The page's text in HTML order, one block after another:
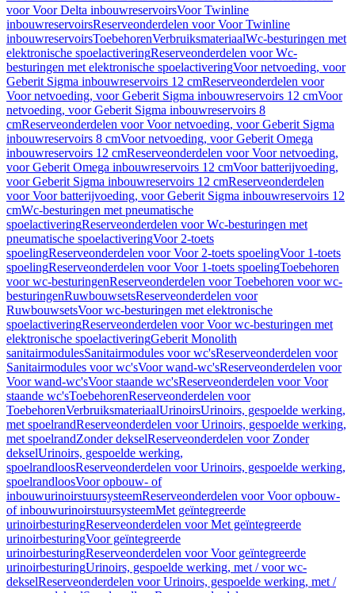
voor Voor Delta inbouwreservoirsVoor Twinline
inbouwreservoirsReserveonderdelen voor Voor Twinline
inbouwreservoirsToebehorenVerbruiksmateriaalWc-besturingen met
elektronische spoelactiveringReserveonderdelen voor Wc-
besturingen met elektronische spoelactiveringVoor netvoeding, voor
Geberit Sigma inbouwreservoirs 12 cmReserveonderdelen voor
Voor netvoeding, voor Geberit Sigma inbouwreservoirs 12 cmVoor
netvoeding, voor Geberit Sigma inbouwreservoirs 8
cmReserveonderdelen voor Voor netvoeding, voor Geberit Sigma
inbouwreservoirs 8 cmVoor netvoeding, voor Geberit Omega
inbouwreservoirs 12 cmReserveonderdelen voor Voor netvoeding,
voor Geberit Omega inbouwreservoirs 12 cmVoor batterijvoeding,
voor Geberit Sigma inbouwreservoirs 12 cmReserveonderdelen
voor Voor batterijvoeding, voor Geberit Sigma inbouwreservoirs 12
cmWc-besturingen met pneumatische
spoelactiveringReserveonderdelen voor Wc-besturingen met
pneumatische spoelactiveringVoor 2-toets
spoelingReserveonderdelen voor Voor 2-toets spoelingVoor 1-toets
spoelingReserveonderdelen voor Voor 1-toets spoelingToebehoren
voor wc-besturingenReserveonderdelen voor Toebehoren voor wc-
besturingenRuwbouwsetsReserveonderdelen voor
RuwbouwsetsVoor wc-besturingen met elektronische
spoelactiveringReserveonderdelen voor Voor wc-besturingen met
elektronische spoelactiveringGeberit Monolith
sanitairmodulesSanitairmodules voor wc'sReserveonderdelen voor
Sanitairmodules voor wc'sVoor wand-wc'sReserveonderdelen voor
Voor wand-wc'sVoor staande wc'sReserveonderdelen voor Voor
staande wc'sToebehorenReserveonderdelen voor
ToebehorenVerbruiksmateriaalUrinoirsUrinoirs, gespoelde werking,
met spoelrandReserveonderdelen voor Urinoirs, gespoelde werking,
met spoelrandZonder dekselReserveonderdelen voor Zonder
dekselUrinoirs, gespoelde werking,
spoelrandloosReserveonderdelen voor Urinoirs, gespoelde werking,
spoelrandloosVoor opbouw- of
inbouwurinoirstuursysteemReserveonderdelen voor Voor opbouw-
of inbouwurinoirstuursysteemMet geïntegreerde
urinoirbesturingReserveonderdelen voor Met geïntegreerde
urinoirbesturingVoor geïntegreerde
urinoirbesturingReserveonderdelen voor Voor geïntegreerde
urinoirbesturingUrinoirs, gespoelde werking, met / voor wc-
dekselReserveonderdelen voor Urinoirs, gespoelde werking, met /